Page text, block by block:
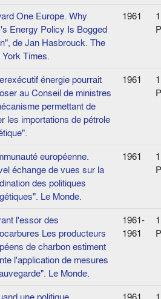
One Europe. Why
Energy Policy Is Bogged
de Jan Hasbrouck. The
Times.
1961
1
énergie pourrait
au Conseil de ministres
permettant de
les importations de pétrole
1961
1
européenne.
échange de vues sur la
des politiques
Le Monde.
1961
1
l'essor des
Les producteurs
de charbon estiment
l'application de mesures
Le Monde.
1961-
1961
1